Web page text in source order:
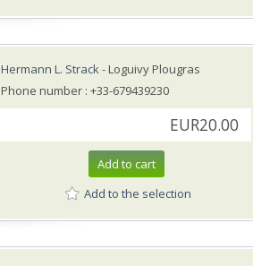
Hermann L. Strack- Loguivy Plougras
Phone number : +33-679439230
EUR20.00
Add to cart
Add to the selection